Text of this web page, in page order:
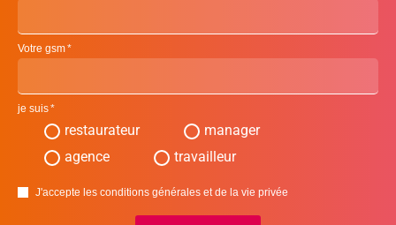
Votre gsm
je suis
restaurateur
manager
agence
travailleur
J'accepte les conditions générales et de la vie privée